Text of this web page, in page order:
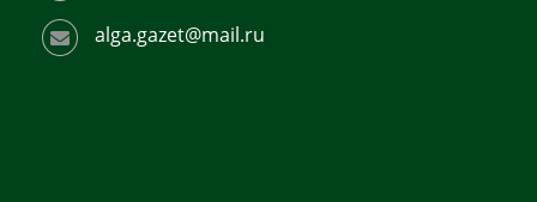
alga.gazet@mail.ru